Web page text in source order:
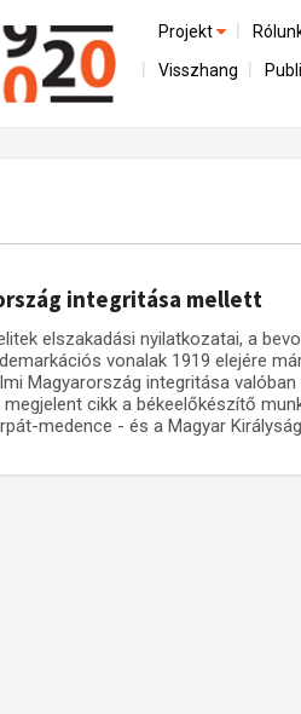
Projekt
Előzmények
Az összeomlás
Utókor és
A
Visszhang
integritása mellett
elszakadási nyilatkozatai, a
vonalak 1919 elejére
Magyarország integritása
cikk a békeelőkészítő
medence - és a Magyar